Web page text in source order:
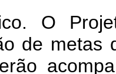
O
de metas